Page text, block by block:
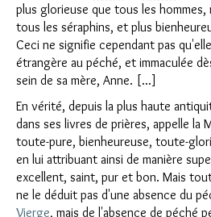
plus glorieuse que tous les hommes,
tous les séraphins, et plus
Ceci ne signifie cependant pas
étrangère au péché, et immaculée
sein de sa mère, Anne. [...]
En vérité, depuis la plus haute
dans ses livres de prières, appelle la
toute-pure, bienheureuse, toute-
en lui attribuant ainsi de manière
excellent, saint, pur et bon. Mais
ne le déduit pas d'une absence du
Vierge, mais de l'absence de péché